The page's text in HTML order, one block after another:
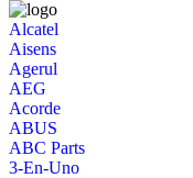
Alcatel
Aisens
Agerul
AEG
Acorde
ABUS
ABC Parts
3-En-Uno